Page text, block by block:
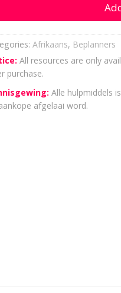
Afrikaans, Beplanners
All resources are only
purchase.
Alle hulpmiddels
afgelaai word.